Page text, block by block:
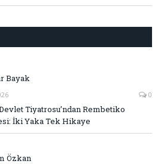
Bayak
0
Tiyatrosu’ndan Rembetiko
İki Yaka Tek Hikaye
Özkan